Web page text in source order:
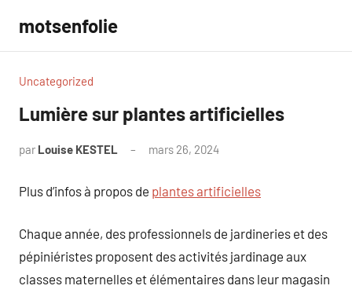
contenu
motsenfolie
Uncategorized
Lumière sur plantes artificielles
par Louise KESTEL mars 26, 2024
Plus d’infos à propos de plantes artificielles
Chaque année, des professionnels de jardineries et des
pépiniéristes proposent des activités jardinage aux
classes maternelles et élémentaires dans leur magasin